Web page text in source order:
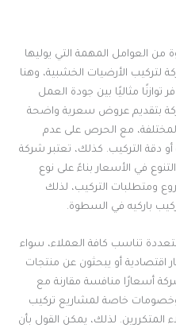
العوامل المهمة التي يوليها
لتركيب الأرضيات الخشبية، وهنا
توازنًا مثاليًا بين جودة العمل
بتقديم عروض سعرية واضحة
مع الحرص على عدم
دقة التركيب. كذلك، تعتبر شركة
في الأسعار بناءً على نوع
ومتطلبات التركيب، لذلك
باركيه في السطوة.
تناسب كافة العملاء، سواء
اقتصادية أو يبحثون عن منتجات
أسعارًا منافسة مقارنة مع
خاصة لمشاريع تركيب
المتكررين. لذلك، يمكن القول بأن